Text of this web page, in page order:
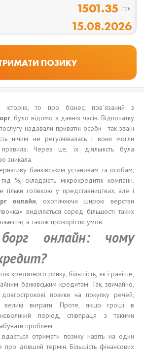
1501.35 грн.
15.08.2026
історію, то про бізнес, пов`язаний з
, було відомо з давніх часів. Відпочатку
надавали приватні особи - так звані
нічим не регулювалась і вони могли
правила. Через це, їх діяльність була
зникала.
банківським установам та особам,
%, складають мікрокредитні компанії.
готівкою у представництвах, але і
г онлайн, охоплюючи широкі верстви
виділяється серед більшості таких
а також прозорістю умов.
боргонлайн: чому
кредитного ринку, більшість, як і раніше,
банківським кредитам. Так, звичайно,
позики на покупку речей,
витрати. Проте, якщо гроші в
період, співпраця з такими
проблем.
отримати позику навіть на один
про довший термін. Більшість фінансових